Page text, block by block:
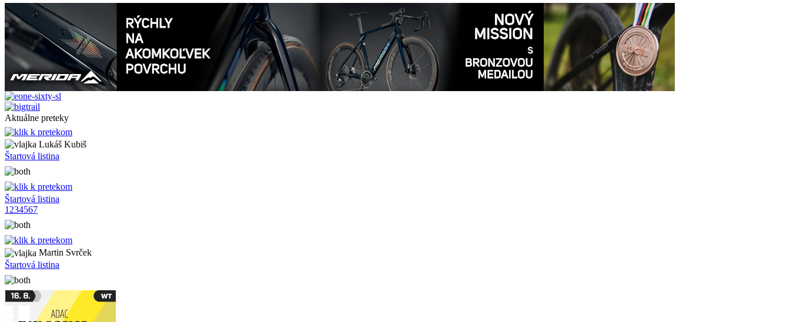
Aktuálne preteky
Lukáš Kubiš
Štartová listina
Štartová listina
1 234567
Martin Svrček
Štartová listina